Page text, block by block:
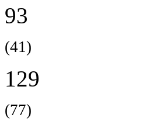
93
(41)
129
(77)